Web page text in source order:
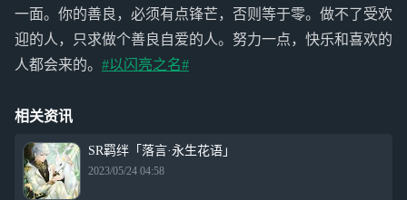
一面。你的善良，必须有点锋芒，否则等于零。做不了受欢
迎的人，只求做个善良自爱的人。努力一点，快乐和喜欢的
人都会来的。 #以闪亮之名#
相关资讯
SR羁绊「落言·永生花语」
2023/05/24 04:58